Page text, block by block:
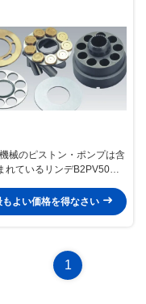
械のピストン・ポンプは含
れているリンデB2PV50
ます
もよい価格を得なさい
1